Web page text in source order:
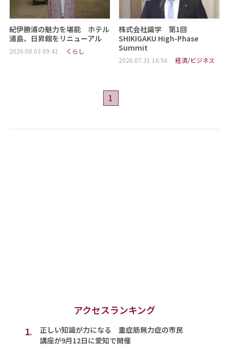
紀伊勝浦の魅力を堪能 ホテル
浦島、日昇館をリニューアル
2026.08.03 09:41 くらし
株式会社識学 第1回
SHIKIGAKU High-Phase
Summit
2026.07.31 16:56 経済/ビジネス
1
アクセスランキング
1.
正しい知識が力になる 重症筋無力症の市民
講座が9月12日に愛知で開催